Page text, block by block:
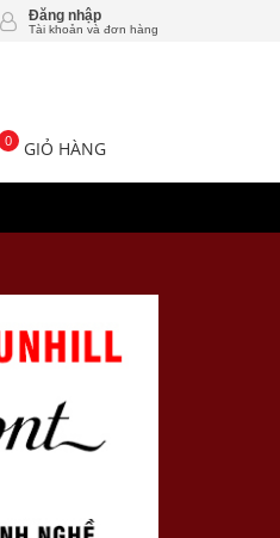
Đăng nhập
Tài khoản và đơn hàng
0 GIỎ HÀNG